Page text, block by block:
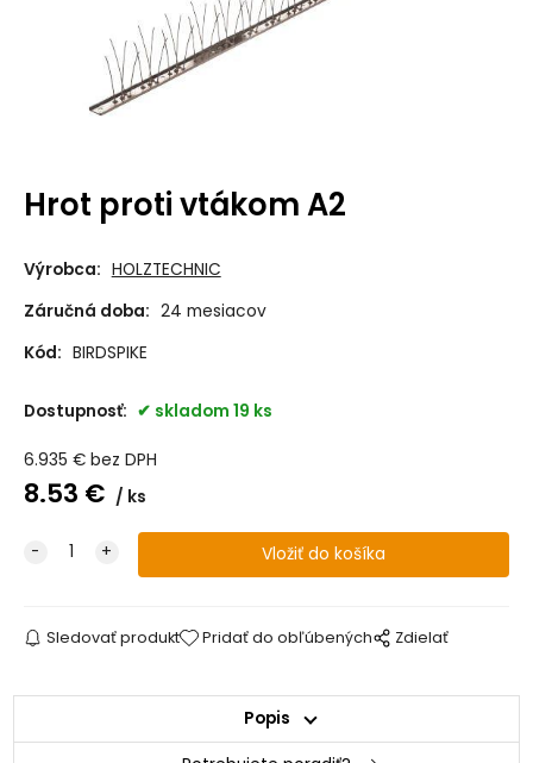
Hrot proti vtákom A2
Výrobca: HOLZTECHNIC
Záručná doba: 24 mesiacov
Kód: BIRDSPIKE
Dostupnosť: skladom 19 ks
6.935 € bez DPH
8.53 € ks
Sledovať produkt Pridať do obľúbených Zdielať
Popis